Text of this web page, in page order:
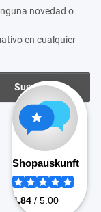
novedad o
en cualquier
Suscribirse